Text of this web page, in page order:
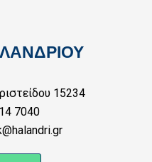
15234
7040